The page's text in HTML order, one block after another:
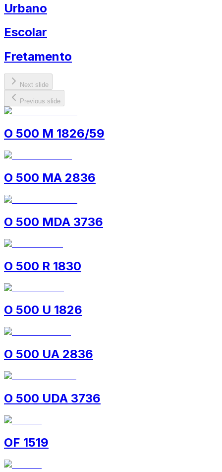
Urbano
Escolar
Fretamento
Next slide
Previous slide
O 500 M 1826/59
O 500 MA 2836
O 500 MDA 3736
O 500 R 1830
O 500 U 1826
O 500 UA 2836
O 500 UDA 3736
OF 1519